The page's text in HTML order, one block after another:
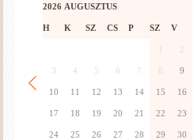
2026 AUGUSZTUS
H K SZ CS P SZ V
1
3 4 5 6 7 8 9
10 11 12 13 14 15 16
17 18 19 20 21 22 23
24 25 26 27 28 29 30